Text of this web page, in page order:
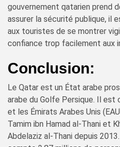
gouvernement qatarien prend
assurer la sécurité publique, il
aux touristes de se montrer
confiance trop facilement aux
Conclusion:
Le Qatar est un État arabe
arabe du Golfe Persique. Il est
et les Émirats Arabes Unis
Tamim ibn Hamad al-Thani et
Abdelaziz al-Thani depuis